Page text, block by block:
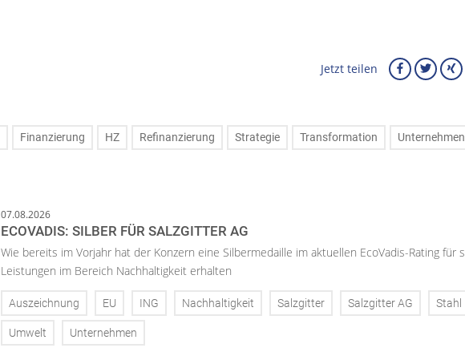
Jetzt teilen
Finanzierung HZ Refinanzierung Strategie Transformation Unternehmen
07.08.2026
ECOVADIS: SILBER FÜR SALZGITTER AG
Wie bereits im Vorjahr hat der Konzern eine Silbermedaille im aktuellen EcoVadis-Rating für
Leistungen im Bereich Nachhaltigkeit erhalten
Auszeichnung EU ING Nachhaltigkeit Salzgitter Salzgitter AG Stahl
Umwelt Unternehmen